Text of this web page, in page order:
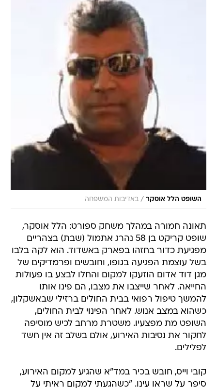
השופט הלל אוסקר / באדיבות המשפחה
תאונה חמורה במהלך משחק ספורט: הלל אוסקר,
שופט קריקט בן 58 נהרג אתמול (שבת) בצהריים
מפגיעת כדור בחזהו בפארק באשדוד. הוא לקה בלבו
בשל עוצמת הפגיעה בגופו, וחובשים ופרמדיקים של
מגן דוד אדום הוזעקו למקום והחלו לבצע בו פעולות
החייאה. לאחר שייצבו את מצבו, הם פינו אותו
להמשך טיפול רפואי בבית החולים ברזילי שבאשקלון,
כשהוא במצב אנוש. לאחר הפינוי לבית החולים,
השופט מת מפצעיו. משטרת מרחב לכיש מוסיפה
לחקור את נסיבות האירוע, אולם בשלב זה אין חשד
לפלילים.
קובי וייס, חובש בכיר במד"א שהגיע למקום האירוע,
סיפר על שראו עינו. "כשהגעתי למקום ראיתי על